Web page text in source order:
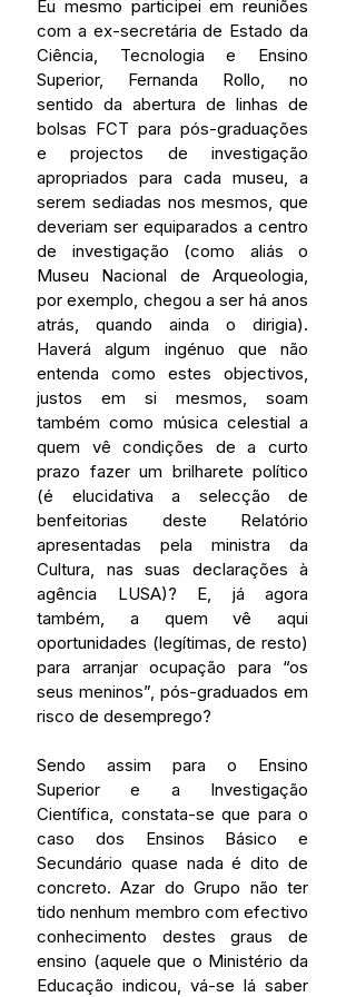
Eu mesmo participei em reuniões
com a ex-secretária de Estado da
Ciência, Tecnologia e Ensino
Superior, Fernanda Rollo, no
sentido da abertura de linhas de
bolsas FCT para pós-graduações
e projectos de investigação
apropriados para cada museu, a
serem sediadas nos mesmos, que
deveriam ser equiparados a centro
de investigação (como aliás o
Museu Nacional de Arqueologia,
por exemplo, chegou a ser há anos
atrás, quando ainda o dirigia).
Haverá algum ingénuo que não
entenda como estes objectivos,
justos em si mesmos, soam
também como música celestial a
quem vê condições de a curto
prazo fazer um brilharete político
(é elucidativa a selecção de
benfeitorias deste Relatório
apresentadas pela ministra da
Cultura, nas suas declarações à
agência LUSA)? E, já agora
também, a quem vê aqui
oportunidades (legítimas, de resto)
para arranjar ocupação para “os
seus meninos”, pós-graduados em
risco de desemprego?
Sendo assim para o Ensino
Superior e a Investigação
Científica, constata-se que para o
caso dos Ensinos Básico e
Secundário quase nada é dito de
concreto. Azar do Grupo não ter
tido nenhum membro com efectivo
conhecimento destes graus de
ensino (aquele que o Ministério da
Educação indicou, vá-se lá saber